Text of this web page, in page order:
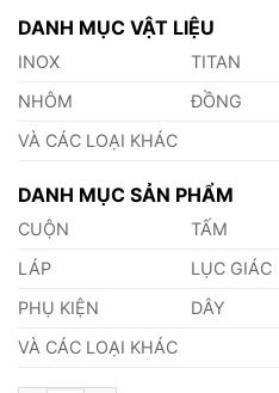
DANH MỤC VẬT LIỆU
INOX TITAN
NHÔM
ĐỒNG
VÀ CÁC LOẠI KHÁC
DANH MỤC SẢN PHẨM
CUỘN TẤM
LÁP
LỤC GIÁC
PHỤ KIỆN
DÂY
VÀ CÁC LOẠI KHÁC